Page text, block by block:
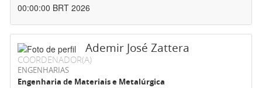
00:00:00 BRT 2026
Ademir José Zattera
COORDENADOR(A)
ENGENHARIAS
Engenharia de Materiais e Metalúrgica